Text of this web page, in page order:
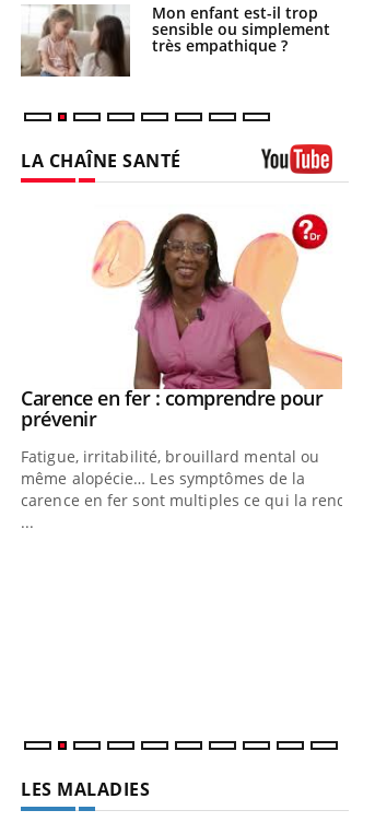
Mon enfant est-il trop
sensible ou simplement
très empathique ?
LA CHAÎNE SANTÉ
Youtube
Carence en fer : comprendre pour
prévenirYoutube
Fatigue, irritabilité, brouillard mental ou
même alopécie… Les symptômes de la
carence en fer sont multiples ce qui la rend
...
LES MALADIES